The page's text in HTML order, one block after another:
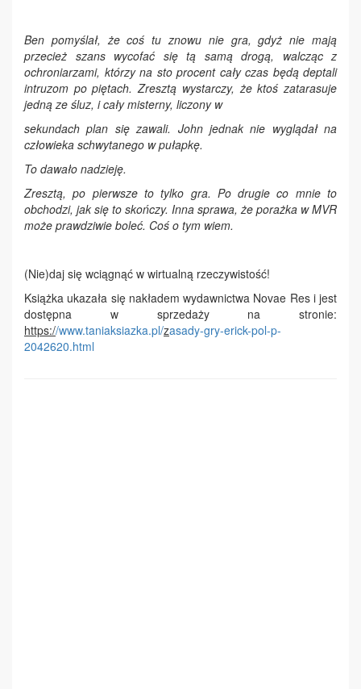
Ben pomyślał, że coś tu znowu nie gra, gdyż nie mają
przecież szans wycofać się tą samą drogą, walcząc z
ochroniarzami, którzy na sto procent cały czas będą deptali
intruzom po piętach. Zresztą wystarczy, że ktoś zatarasuje
jedną ze śluz, i cały misterny, liczony w
sekundach plan się zawali. John jednak nie wyglądał na
człowieka schwytanego w pułapkę.
To dawało nadzieję.
Zresztą, po pierwsze to tylko gra. Po drugie co mnie to
obchodzi, jak się to skończy. Inna sprawa, że porażka w MVR
może prawdziwie boleć. Coś o tym wiem.
(Nie)daj się wciągnąć w wirtualną rzeczywistość!
Książka ukazała się nakładem wydawnictwa Novae Res i jest
dostępna w sprzedaży na stronie:
https://www.taniaksiazka.pl/zasady-gry-erick-pol-p-
2042620.html